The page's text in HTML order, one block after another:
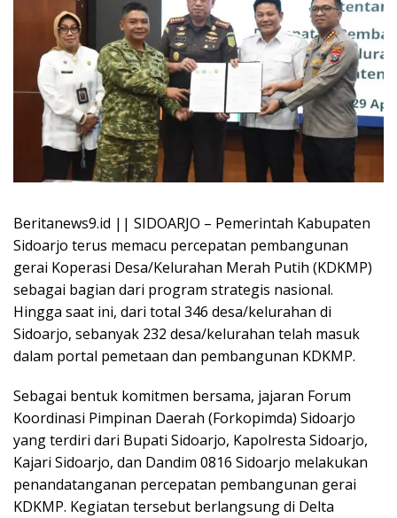
Beritanews9.id || SIDOARJO – Pemerintah Kabupaten
Sidoarjo terus memacu percepatan pembangunan
gerai Koperasi Desa/Kelurahan Merah Putih (KDKMP)
sebagai bagian dari program strategis nasional.
Hingga saat ini, dari total 346 desa/kelurahan di
Sidoarjo, sebanyak 232 desa/kelurahan telah masuk
dalam portal pemetaan dan pembangunan KDKMP.
Sebagai bentuk komitmen bersama, jajaran Forum
Koordinasi Pimpinan Daerah (Forkopimda) Sidoarjo
yang terdiri dari Bupati Sidoarjo, Kapolresta Sidoarjo,
Kajari Sidoarjo, dan Dandim 0816 Sidoarjo melakukan
penandatanganan percepatan pembangunan gerai
KDKMP. Kegiatan tersebut berlangsung di Delta